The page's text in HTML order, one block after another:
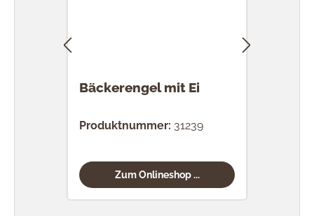
Bäckerengel mit Ei
Produktnummer: 31239
Zum Onlineshop ...